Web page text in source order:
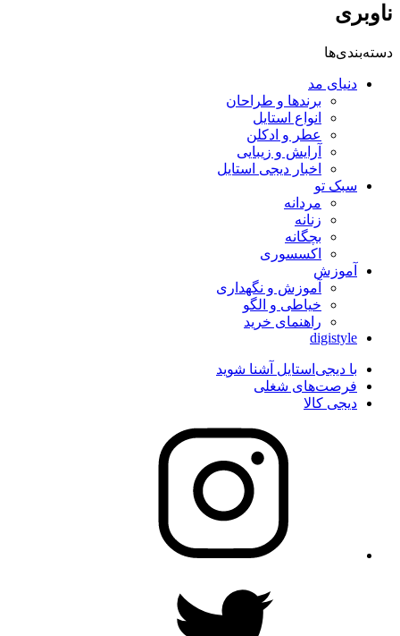
ناوبری
دسته‌بندی‌ها
دنیای مد
برندها و طراحان
انواع استایل
عطر و ادکلن
آرایش و زیبایی
اخبار دیجی استایل
سبک تو
مردانه
زنانه
بچگانه
اکسسوری
آموزش
آموزش و نگهداری
خیاطی و الگو
راهنمای خرید
digistyle
با دیجی‌استایل آشنا شوید
فرصت‌های شغلی
دیجی کالا